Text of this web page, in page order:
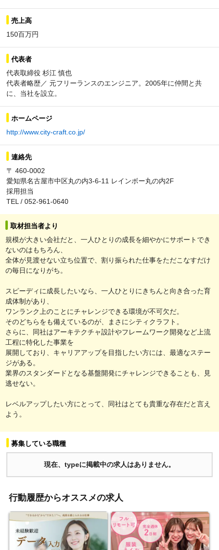
売上高
150百万円
代表者
代表取締役 杉江 慎也
代表者略歴／ 元フリーランスのエンジニア。2005年に仲間と共
に、当社を設立。
ホームページ
http://www.city-craft.co.jp/
連絡先
〒 460-0002
愛知県名古屋市中区丸の内3-6-11 レインボー丸の内2F
採用担当
TEL / 052-961-0640
取材担当者より
規模が大きい会社だと、一人ひとりの成長を細やかにサポートでき
ないのはもちろん、
全体が見渡せない立ち位置で、割り振られた仕事をただこなすだけ
の毎日になりがち。
スピーディに成長したいなら、一人ひとりにきちんと向き合った育
成体制があり、
ワンランク上のことにチャレンジできる環境が不可欠だ。
そのどちらをも備えているのが、まさにシティクラフト。
さらに、同社はアーキテクチャ設計やフレームワーク開発など上流
工程に特化した事業を
展開しており、キャリアアップを目指したい方には、最適なステー
ジがある。
業界のスタンダードとなる基盤開発にチャレンジできることも、見
逃せない。
レベルアップしたい方にとって、同社はとても貴重な存在だと言え
よう。
募集している職種
現在、typeに掲載中の求人はありません。
行動履歴からオススメの求人